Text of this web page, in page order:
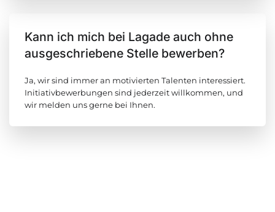
Kann ich mich bei Lagade auch ohne
ausgeschriebene Stelle bewerben?
Ja, wir sind immer an motivierten Talenten interessiert.
Initiativbewerbungen sind jederzeit willkommen, und
wir melden uns gerne bei Ihnen.